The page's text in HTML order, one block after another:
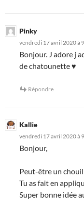
Pinky
vendredi 17 avril 2020 à
Bonjour. J adore j
de chatounette♥️
Répondre
Kallie
vendredi 17 avril 2020 à
Bonjour,
Peut-être un
Tu as fait en
Super bonne idée